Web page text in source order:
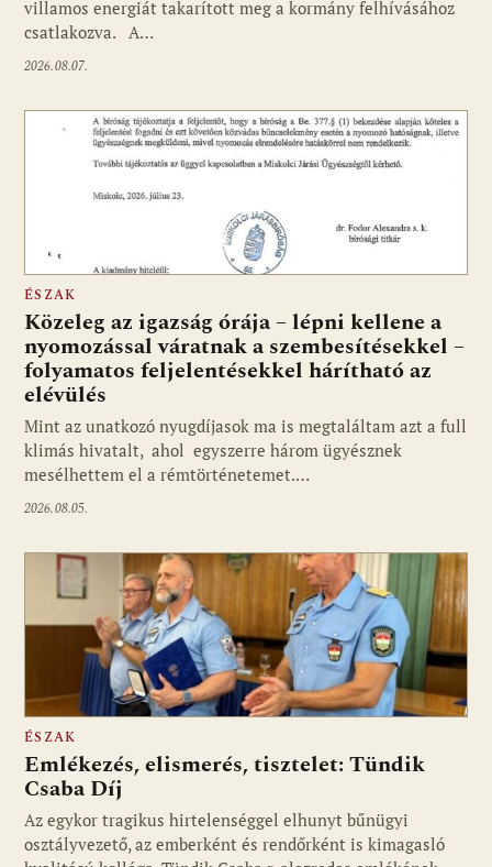
villamos energiát takarított meg a kormány felhívásához
csatlakozva. A…
2026.08.07.
ÉSZAK
Közeleg az igazság órája – lépni kellene a
nyomozással váratnak a szembesítésekkel –
folyamatos feljelentésekkel hárítható az
elévülés
Mint az unatkozó nyugdíjasok ma is megtaláltam azt a full
klimás hivatalt, ahol egyszerre három ügyésznek
mesélhettem el a rémtörténetemet.…
2026.08.05.
ÉSZAK
Emlékezés, elismerés, tisztelet: Tündik
Csaba Díj
Az egykor tragikus hirtelenséggel elhunyt bűnügyi
osztályvezető, az emberként és rendőrként is kimagasló